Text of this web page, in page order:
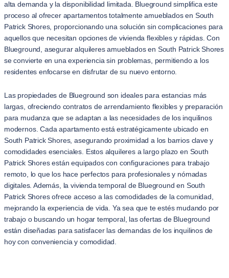
alta demanda y la disponibilidad limitada. Blueground simplifica este
proceso al ofrecer apartamentos totalmente amueblados en South
Patrick Shores, proporcionando una solución sin complicaciones para
aquellos que necesitan opciones de vivienda flexibles y rápidas. Con
Blueground, asegurar alquileres amueblados en South Patrick Shores
se convierte en una experiencia sin problemas, permitiendo a los
residentes enfocarse en disfrutar de su nuevo entorno.
Las propiedades de Blueground son ideales para estancias más
largas, ofreciendo contratos de arrendamiento flexibles y preparación
para mudanza que se adaptan a las necesidades de los inquilinos
modernos. Cada apartamento está estratégicamente ubicado en
South Patrick Shores, asegurando proximidad a los barrios clave y
comodidades esenciales. Estos alquileres a largo plazo en South
Patrick Shores están equipados con configuraciones para trabajo
remoto, lo que los hace perfectos para profesionales y nómadas
digitales. Además, la vivienda temporal de Blueground en South
Patrick Shores ofrece acceso a las comodidades de la comunidad,
mejorando la experiencia de vida. Ya sea que te estés mudando por
trabajo o buscando un hogar temporal, las ofertas de Blueground
están diseñadas para satisfacer las demandas de los inquilinos de
hoy con conveniencia y comodidad.